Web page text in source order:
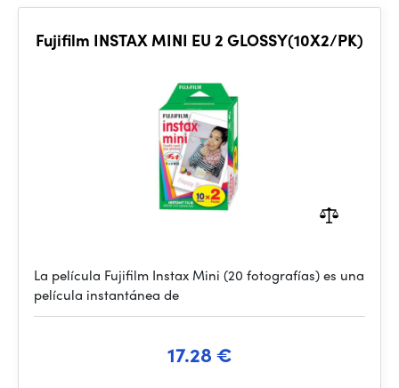
Fujifilm INSTAX MINI EU 2 GLOSSY(10X2/PK)
La película Fujifilm Instax Mini (20 fotografías) es una
película instantánea de
17.28 €